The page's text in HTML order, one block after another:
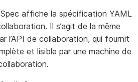
affiche la spécification YAML
Il s’agit de la même
l’API de collaboration, qui fournit
et lisible par une machine de